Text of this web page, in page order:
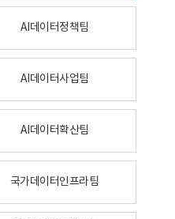
AI데이터정책팀
AI데이터사업팀
AI데이터확산팀
국가데이터인프라팀